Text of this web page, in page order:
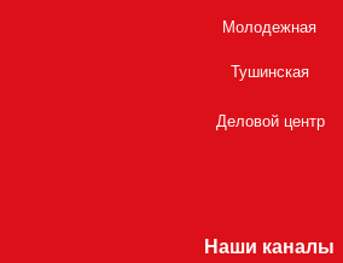
Молодежная
Тушинская
Деловой центр
Наши каналы